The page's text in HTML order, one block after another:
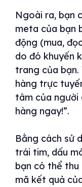
Ngoài ra, bạn
meta của bạn
động (mua,
do đó khuyến
trang của bạn.
hàng trực
tâm của người
hàng ngay!”.
Bằng cách sử
trái tim, dấu
bạn có thể thu
mã kết quả